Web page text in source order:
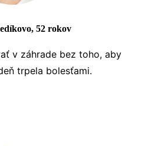
52 rokov
v záhrade bez toho, aby
trpela bolesťami.